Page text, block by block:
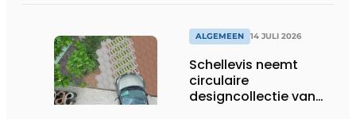
ALGEMEEN 14 JULI 2026
Schellevis neemt
circulaire
designcollectie van